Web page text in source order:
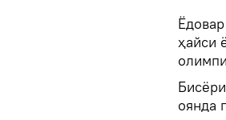
ҳайси
оянда